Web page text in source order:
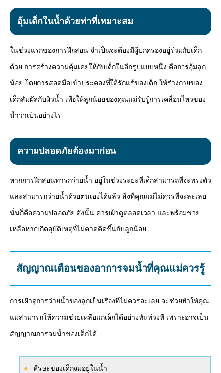
อุ้มเด็กในน้ำด้วยท่าที่เหมาะสม
ในช่วงแรกของการฝึกสอน จำเป็นจะต้องมีผู้ปกครองอยู่ร่วมกับเด็ก
ด้วย การสร้างความคุ้นเคยให้กับเด็กในอีกรูปแบบหนึ่ง คือการอุ้มลูก
น้อย โดยการสอดมือเข้าประคองที่ใต้รักแร้ของเด็ก ให้ร่างกายของ
เด็กสัมผัสกับผิวน้ำ เพื่อให้ลูกน้อยของคุณแม่รับรู้การเคลื่อนไหวของ
น้ำว่าเป็นอย่างไร
ความปลอดภัยต้องมาก่อน
หากการฝึกสอนทารกว่ายน้ำ อยู่ในช่วงระยะที่เด็กสามารถที่จะทรงตัว
และสามารถว่ายน้ำด้วยตนเองได้แล้ว สิ่งที่คุณแม่ไม่ควรที่จะละเลย
นั่นก็คือความปลอดภัย ดังนั้น ควรเฝ้าดูตลอดเวลา และพร้อมช่วย
เหลือหากเกิดอุบัติเหตุที่ไม่คาดคิดขึ้นกับลูกน้อย
สัญญาณเตือนของอาการจมน้ำที่คุณแม่ควรรู้
การเฝ้าดูการว่ายน้ำของลูกเป็นเรื่องที่ไม่ควรละเลย จะช่วยทำให้คุณ
แม่สามารถให้ความช่วยเหลือแก่เด็กได้อย่างทันท่วงที เพราะอาจเป็น
สัญญาณการจมน้ำของเด็กได้
ศีรษะของเด็กจมอยู่ในน้ำ